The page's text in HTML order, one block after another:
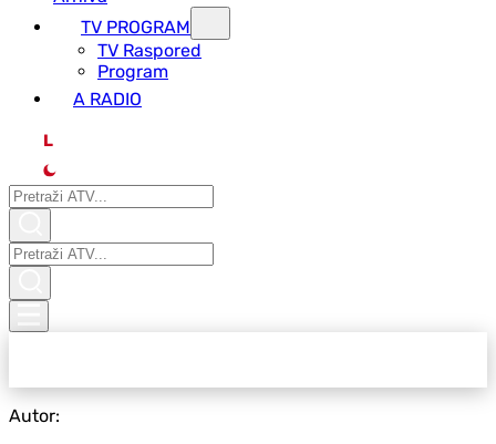
TV PROGRAM
ТV Raspored
Program
A RADIO
L
Autor: